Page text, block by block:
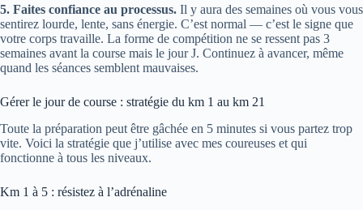
5. Faites confiance au processus. Il y aura des semaines où vous vous
sentirez lourde, lente, sans énergie. C’est normal — c’est le signe que
votre corps travaille. La forme de compétition ne se ressent pas 3
semaines avant la course mais le jour J. Continuez à avancer, même
quand les séances semblent mauvaises.
Gérer le jour de course : stratégie du km 1 au km 21
Toute la préparation peut être gâchée en 5 minutes si vous partez trop
vite. Voici la stratégie que j’utilise avec mes coureuses et qui
fonctionne à tous les niveaux.
Km 1 à 5 : résistez à l’adrénaline